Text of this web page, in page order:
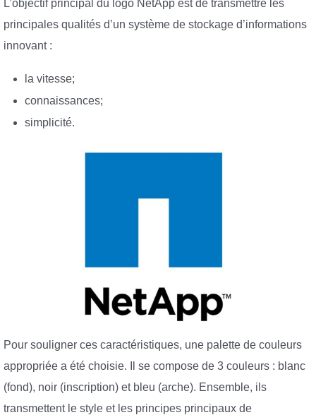
L’objectif principal du logo NetApp est de transmettre les
principales qualités d’un système de stockage d’informations
innovant :
la vitesse;
connaissances;
simplicité.
Pour souligner ces caractéristiques, une palette de couleurs
appropriée a été choisie. Il se compose de 3 couleurs : blanc
(fond), noir (inscription) et bleu (arche). Ensemble, ils
transmettent le style et les principes principaux de